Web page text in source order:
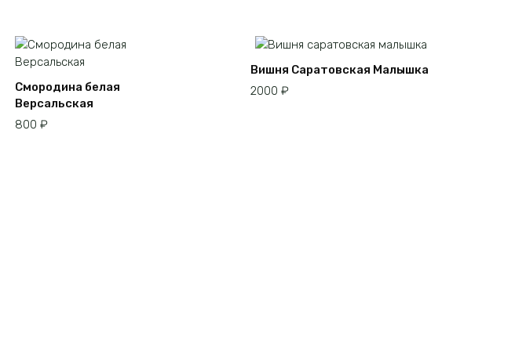
Смородина белая
Версальская
800 ₽
Вишня Саратовская Малышка
2000 ₽